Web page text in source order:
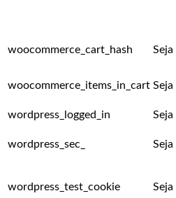
woocommerce_cart_hash Seja
woocommerce_items_in_cart Seja
wordpress_logged_in
Seja
wordpress_sec_
Seja
wordpress_test_cookie Seja